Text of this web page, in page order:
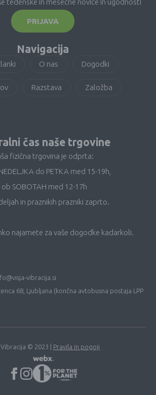
PRIJAVA
Navigacija
O nas Dogodki
Razstava Založba
čas naše trgovine
fizična trgovina je odprta:
do PETKA med 15-19h,
ob SOBOTAH med 12-17h
in praznikih prazniki zaprto.
najamete za vaše dogodke kadarkoli.
vibracija.si
68, Ljubljana (končna avtobusna postaja LPP
© 2023 | Pravila in pogoji